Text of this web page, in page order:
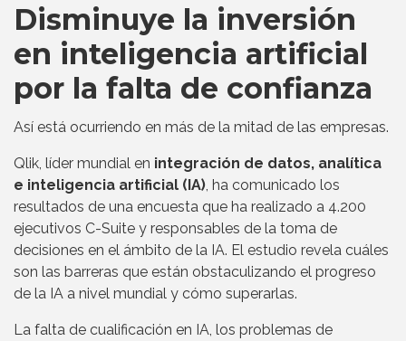
Disminuye la inversión
en inteligencia artificial
por la falta de confianza
Así está ocurriendo en más de la mitad de las empresas.
Qlik, líder mundial en integración de datos, analítica
e inteligencia artificial (IA) , ha comunicado los
resultados de una encuesta que ha realizado a 4.200
ejecutivos C-Suite y responsables de la toma de
decisiones en el ámbito de la IA. El estudio revela cuáles
son las barreras que están obstaculizando el progreso
de la IA a nivel mundial y cómo superarlas.
La falta de cualificación en IA, los problemas de